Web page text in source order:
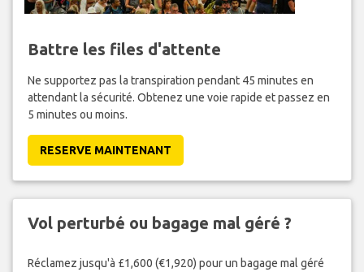
Battre les files d'attente
Ne supportez pas la transpiration pendant 45 minutes en
attendant la sécurité. Obtenez une voie rapide et passez en
5 minutes ou moins.
RESERVE MAINTENANT
Vol perturbé ou bagage mal géré ?
Réclamez jusqu'à £1,600 (€1,920) pour un bagage mal géré